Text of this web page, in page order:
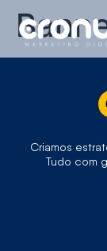
Criamos
Tudo com